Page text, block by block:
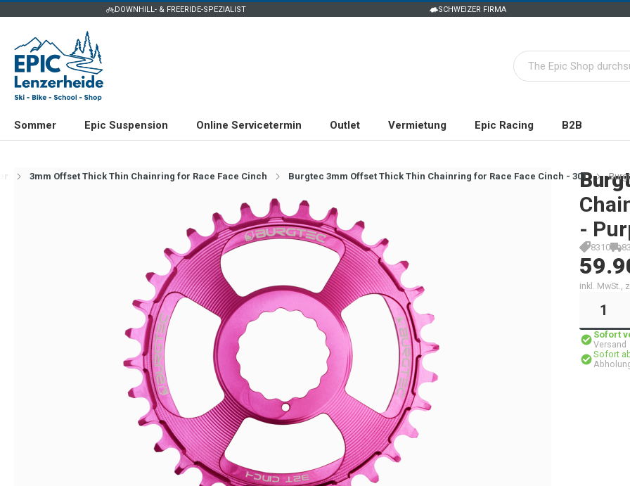
DOWNHILL- & FREERIDE-SPEZIALIST SCHWEIZER FIRMA
Sommer Epic Suspension Online Servicetermin Outlet Vermietung Epic Racing B2B
3mm Offset Thick Thin Chainring for Race Face Cinch Burgtec 3mm Offset Thick Thin Chainring for Race Face Cinch - 30T
-
8310
inkl. MwSt.,
Sofort
Versand
Sofort